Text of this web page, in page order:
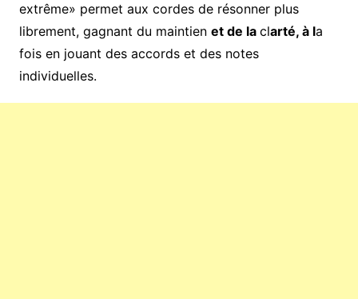
extrême» permet aux cordes de résonner plus
librement, gagnant du maintien et de la clarté, à la
fois en jouant des accords et des notes
individuelles.